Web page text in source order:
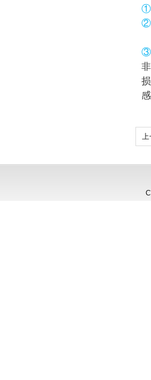
①
②
③
感
上